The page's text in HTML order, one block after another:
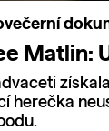
Matlin:
herečka